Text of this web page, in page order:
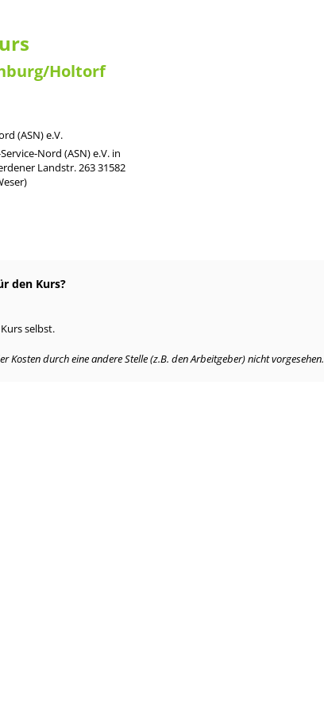
Holtorf
(ASN) e.V.
Nord (ASN) e.V. in
Landstr. 263 31582
den Kurs?
selbst.
Kosten durch eine andere Stelle (z.B. den Arbeitgeber) nicht vorgesehen.